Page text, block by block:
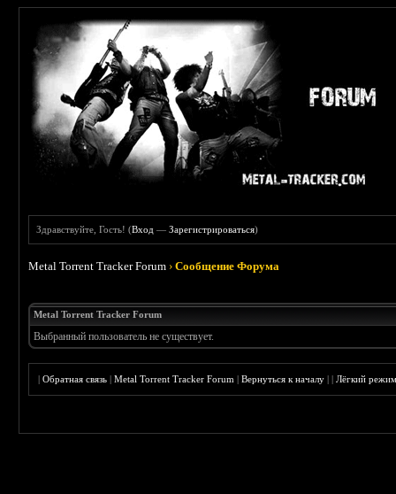
Здравствуйте, Гость! (Вход —Зарегистрироваться)
Metal Torrent Tracker Forum ›Сообщение Форума
Metal Torrent Tracker Forum
Выбранный пользователь не существует.
|Обратная связь |Metal Torrent Tracker Forum |Вернуться к началу ||Лёгкий